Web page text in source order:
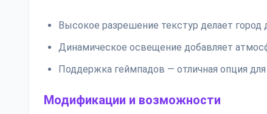
Высокое разрешение текстур делает город
Динамическое освещение добавляет
Поддержка геймпадов — отличная опция
Модификации и возможности